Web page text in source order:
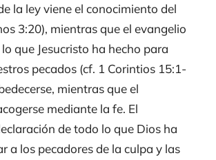
la ley viene el conocimiento del
3:20), mientras que el evangelio
que Jesucristo ha hecho para
pecados (cf. 1 Corintios 15:1-
mientras que el
mediante la fe. El
de todo lo que Dios ha
a los pecadores de la culpa y las